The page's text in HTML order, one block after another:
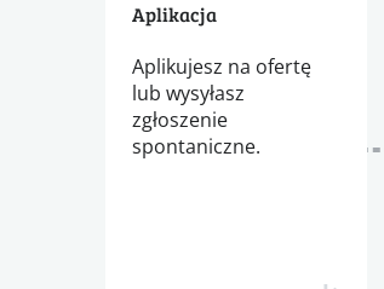
Aplikacja
Aplikujesz na ofertę
lub wysyłasz
zgłoszenie
spontaniczne.